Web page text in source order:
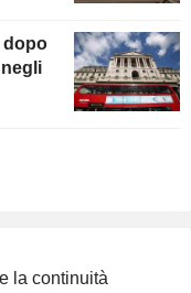
dopo
la continuità